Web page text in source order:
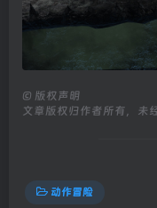
© 版权声明
文章版权归作者所有，未
动作冒险